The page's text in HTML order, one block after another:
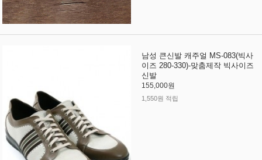
남성 큰신발 캐주얼 MS-083(빅사
이즈 280-330)-맞춤제작 빅사이즈
신발
155,000원
1,550원 적립